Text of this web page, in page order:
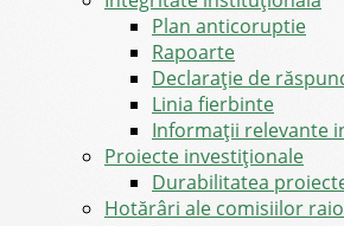
Plan anticoruptie
Rapoarte
Declarație de
Linia fierbinte
Informații relevante
Proiecte investiționale
Durabilitatea
Hotărâri ale comisiilor